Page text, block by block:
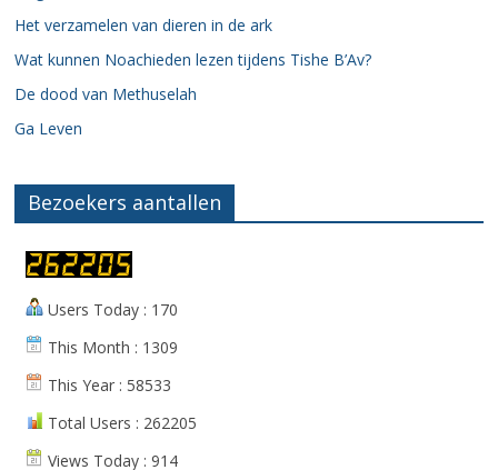
Het verzamelen van dieren in de ark
Wat kunnen Noachieden lezen tijdens Tishe B’Av?
De dood van Methuselah
Ga Leven
Bezoekers aantallen
Users Today : 170
This Month : 1309
This Year : 58533
Total Users : 262205
Views Today : 914